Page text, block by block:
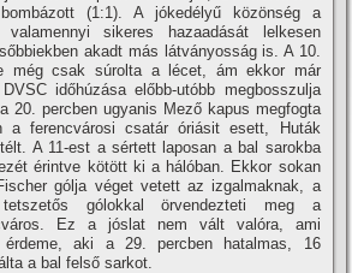
(1:1). A jókedélyű közönség a
valamennyi sikeres hazaadását lelkesen
akadt más látványosság is. A 10.
még csak súrolta a lécet, ám ekkor már
időhúzása előbb-utóbb megbosszulja
20. percben ugyanis Mező kapus megfogta
a ferencvárosi csatár óriásit esett, Huták
A 11-est a sértett laposan a bal sarokba
érintve kötött ki a hálóban. Ekkor sokan
gólja véget vetett az izgalmaknak, a
gólokkal örvendezteti meg a
Ez a jóslat nem vált valóra, ami
érdeme, aki a 29. percben hatalmas, 16
a bal felső sarkot.